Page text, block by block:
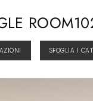
SFOGLIA I